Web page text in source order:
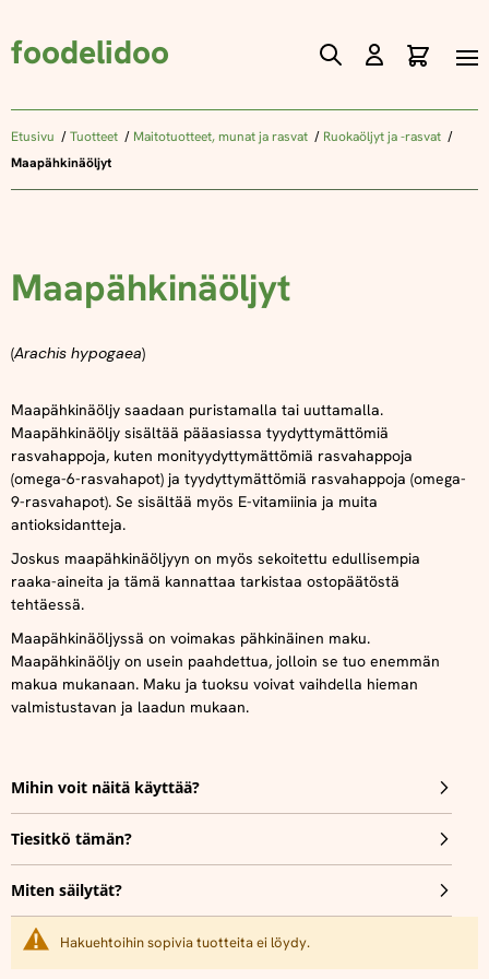
foodelidoo
Skip
Content
Etusivu Tuotteet Maitotuotteet, munat ja rasvat
Ruokaöljyt ja -rasvat
Maapähkinäöljyt
Maapähkinäöljyt
(Arachis hypogaea)
Maapähkinäöljy saadaan puristamalla tai uuttamalla.
Maapähkinäöljy sisältää pääasiassa tyydyttymättömiä
rasvahappoja, kuten monityydyttymättömiä rasvahappoja
(omega-6-rasvahapot) ja tyydyttymättömiä rasvahappoja (omega-
9-rasvahapot). Se sisältää myös E-vitamiinia ja muita
antioksidantteja.
Joskus maapähkinäöljyyn on myös sekoitettu edullisempia
raaka-aineita ja tämä kannattaa tarkistaa ostopäätöstä
tehtäessä.
Maapähkinäöljyssä on voimakas pähkinäinen maku.
Maapähkinäöljy on usein paahdettua, jolloin se tuo enemmän
makua mukanaan. Maku ja tuoksu voivat vaihdella hieman
valmistustavan ja laadun mukaan.
Mihin voit näitä käyttää?
Tiesitkö tämän?
Miten säilytät?
Hakuehtoihin sopivia tuotteita ei löydy.